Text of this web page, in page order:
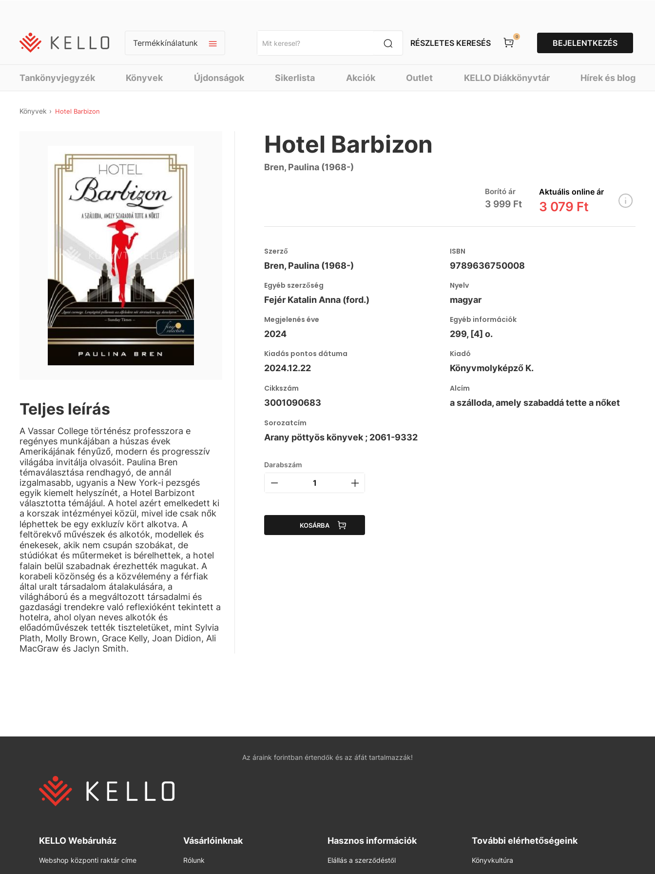
Termékkínálatunk RÉSZLETES KERESÉS
0
BEJELENTKEZÉS
Tankönyvjegyzék Könyvek Újdonságok Sikerlista Akciók Outlet KELLO Diákkönyvtár Hírek és blog
Könyvek Hotel Barbizon
Teljes leírás
A Vassar College történész professzora e
regényes munkájában a húszas évek
Amerikájának fényűző, modern és progresszív
világába invitálja olvasóit. Paulina Bren
témaválasztása rendhagyó, de annál
izgalmasabb, ugyanis a New York-i pezsgés
egyik kiemelt helyszínét, a Hotel Barbizont
választotta témájául. A hotel azért emelkedett ki
a korszak intézményei közül, mivel ide csak nők
léphettek be egy exkluzív kört alkotva. A
feltörekvő művészek és alkotók, modellek és
énekesek, akik nem csupán szobákat, de
stúdiókat és műtermeket is bérelhettek, a hotel
falain belül szabadnak érezhették magukat. A
korabeli közönség és a közvélemény a férfiak
által uralt társadalom átalakulására, a
világháború és a megváltozott társadalmi és
gazdasági trendekre való reflexióként tekintett a
hotelra, ahol olyan neves alkotók és
előadóművészek tették tiszteletüket, mint Sylvia
Plath, Molly Brown, Grace Kelly, Joan Didion, Ali
MacGraw és Jaclyn Smith.
Hotel Barbizon
Bren, Paulina (1968-)
Borító ár
3 999 Ft
Aktuális online ár
3 079 Ft
Szerző
Bren, Paulina (1968-)
ISBN
9789636750008
Egyéb szerzőség
Fejér Katalin Anna (ford.)
Nyelv
magyar
Megjelenés éve
2024
Egyéb információk
299, [4] o.
Kiadás pontos dátuma
2024.12.22
Kiadó
Könyvmolyképző K.
Cikkszám
3001090683
Alcím
a szálloda, amely szabaddá tette a nőket
Sorozatcím
Arany pöttyös könyvek ; 2061-9332
Darabszám
KOSÁRBA
Az áraink forintban értendők és az áfát tartalmazzák!
KELLO Webáruház
Webshop központi raktár címe
Vásárlóinknak
Rólunk
Hasznos információk
Elállás a szerződéstől
További elérhetőségeink
Könyvkultúra